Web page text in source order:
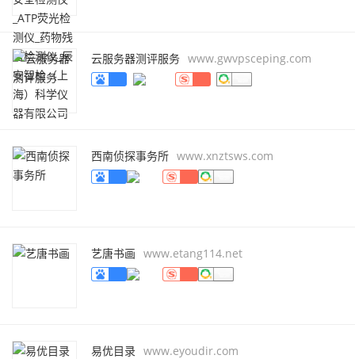
云服务器测评服务 www.gwvpsceping.com
西南侦探事务所 www.xnztsws.com
艺唐书画 www.etang114.net
易优目录 www.eyoudir.com